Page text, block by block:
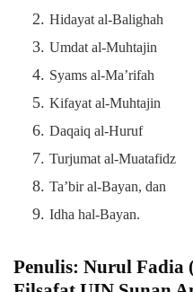
Hidayat al-Balighah
Umdat al-Muhtajin
Syams al-Ma’rifah
Kifayat al-Muhtajin
Daqaiq al-Huruf
Turjumat al-Muatafidz
Ta’bir al-Bayan, dan
Idha hal-Bayan.
Penulis: Nurul Fadia